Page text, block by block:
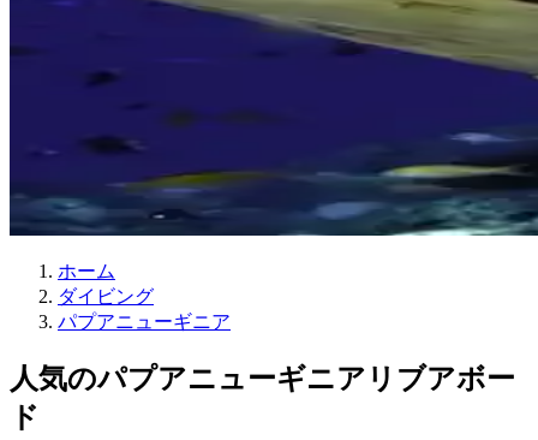
ホーム
ダイビング
パプアニューギニア
人気のパプアニューギニアリブアボー
ド